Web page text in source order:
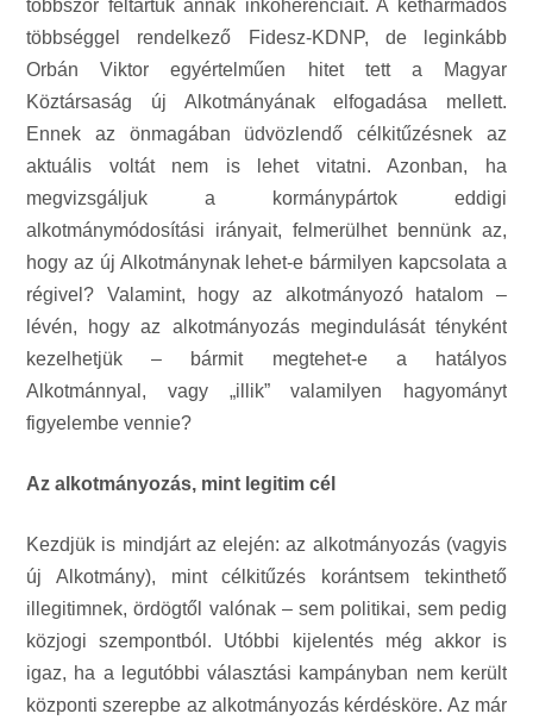
többször feltártuk annak inkoherenciáit. A kétharmados
többséggel rendelkező Fidesz-KDNP, de leginkább
Orbán Viktor egyértelműen hitet tett a Magyar
Köztársaság új Alkotmányának elfogadása mellett.
Ennek az önmagában üdvözlendő célkitűzésnek az
aktuális voltát nem is lehet vitatni. Azonban, ha
megvizsgáljuk a kormánypártok eddigi
alkotmánymódosítási irányait, felmerülhet bennünk az,
hogy az új Alkotmánynak lehet-e bármilyen kapcsolata a
régivel? Valamint, hogy az alkotmányozó hatalom –
lévén, hogy az alkotmányozás megindulását tényként
kezelhetjük – bármit megtehet-e a hatályos
Alkotmánnyal, vagy „illik” valamilyen hagyományt
figyelembe vennie?
Az alkotmányozás, mint legitim cél
Kezdjük is mindjárt az elején: az alkotmányozás (vagyis
új Alkotmány), mint célkitűzés korántsem tekinthető
illegitimnek, ördögtől valónak – sem politikai, sem pedig
közjogi szempontból. Utóbbi kijelentés még akkor is
igaz, ha a legutóbbi választási kampányban nem került
központi szerepbe az alkotmányozás kérdésköre. Az már